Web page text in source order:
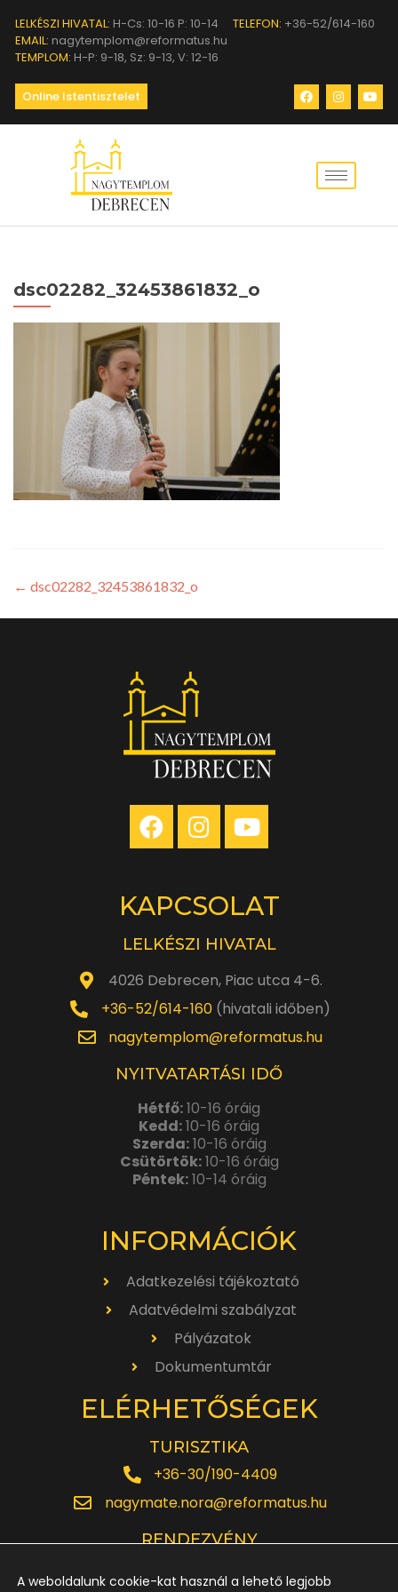
LELKÉSZI HIVATAL: H-Cs: 10-16 P: 10-14 TELEFON: +36-52/614-160
EMAIL: nagytemplom@reformatus.hu
TEMPLOM: H-P: 9-18, Sz: 9-13, V: 12-16
Online Istentisztelet
dsc02282_32453861832_o
← dsc02282_32453861832_o
KAPCSOLAT
LELKÉSZI HIVATAL
4026 Debrecen, Piac utca 4-6.
+36-52/614-160(hivatali időben)
nagytemplom@reformatus.hu
NYITVATARTÁSI IDŐ
Hétfő:10-16 óráig
Kedd:10-16 óráig
Szerda:10-16 óráig
Csütörtök:10-16 óráig
Péntek:10-14 óráig
INFORMÁCIÓK
Adatkezelési tájékoztató
Adatvédelmi szabályzat
Pályázatok
Dokumentumtár
ELÉRHETŐSÉGEK
TURISZTIKA
+36-30/190-4409
nagymate.nora@reformatus.hu
RENDEZVÉNY
A weboldalunk cookie-kat használ a lehető legjobb